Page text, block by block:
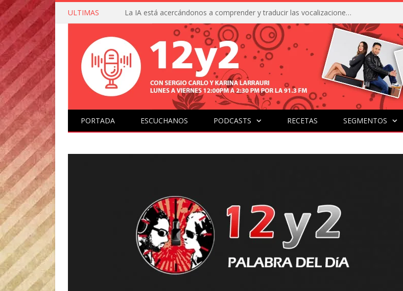
ULTIMAS La IA está acercándonos a comprender y traducir las vocalizaciones y comportamientos de nuestras mascotas
PORTADA ESCUCHANOS PODCASTS RECETAS SEGMENTOS